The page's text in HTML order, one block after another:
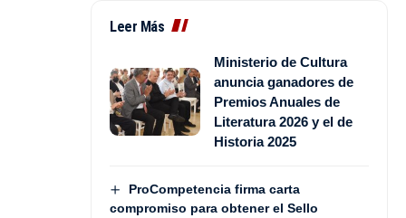
Leer Más
Ministerio de Cultura
anuncia ganadores de
Premios Anuales de
Literatura 2026 y el de
Historia 2025
ProCompetencia firma carta
compromiso para obtener el Sello